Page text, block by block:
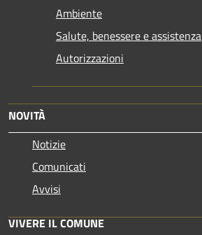
Ambiente
Salute, benessere e assistenza
Autorizzazioni
NOVITÀ
Notizie
Comunicati
Avvisi
VIVERE IL COMUNE